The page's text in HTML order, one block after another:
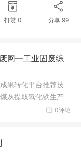
打赏0 分享 99
网—工业固废综
果转化平台推荐技
灰提取氧化铁生产
0评论